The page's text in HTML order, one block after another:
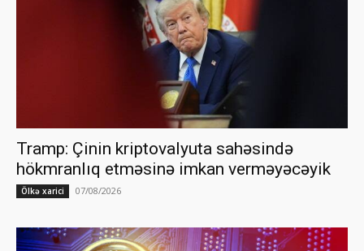
Tramp: Çinin kriptovalyuta sahəsində
hökmranlıq etməsinə imkan verməyəcəyik
Ölkə xarici 07/08/2026